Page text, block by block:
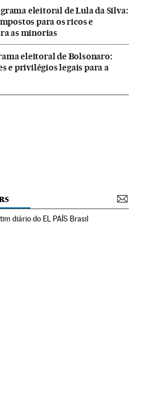
eleitoral de Lula da Silva:
para os ricos e
as minorias
eleitoral de Bolsonaro:
e privilégios legais para a
diário do EL PAÍS Brasil